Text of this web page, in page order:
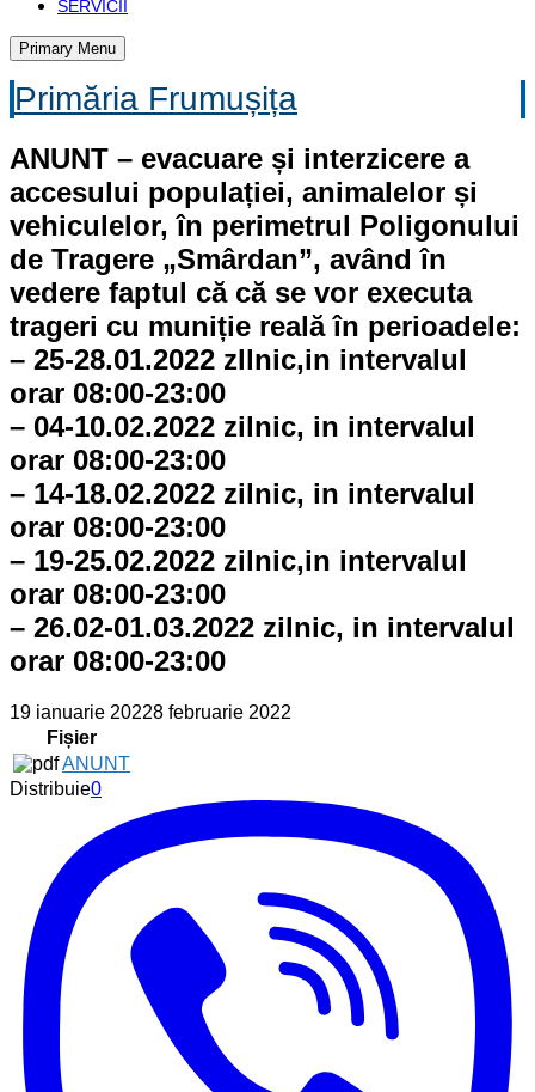
SERVICII
Primary Menu
Primăria Frumușița
ANUNT – evacuare și interzicere a
accesului populației, animalelor și
vehiculelor, în perimetrul Poligonului
de Tragere „Smârdan”, având în
vedere faptul că că se vor executa
trageri cu muniție reală în perioadele:
– 25-28.01.2022 zllnic,in intervalul
orar 08:00-23:00
– 04-10.02.2022 zilnic, in intervalul
orar 08:00-23:00
– 14-18.02.2022 zilnic, in intervalul
orar 08:00-23:00
– 19-25.02.2022 zilnic,in intervalul
orar 08:00-23:00
– 26.02-01.03.2022 zilnic, in intervalul
orar 08:00-23:00
19 ianuarie 20228 februarie 2022
Fișier
ANUNT
Distribuie0